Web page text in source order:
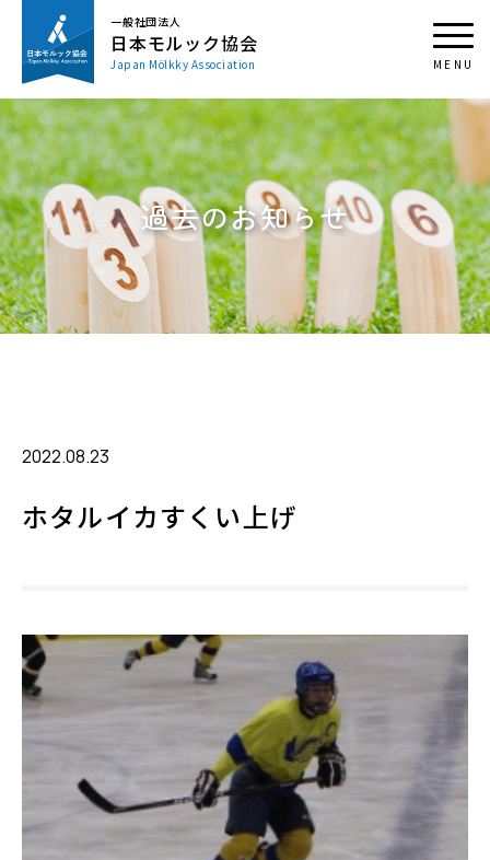
一般社団法人
日本モルック協会
Japan Mölkky Association
過去のお知らせ
2022.08.23
ホタルイカすくい上げ